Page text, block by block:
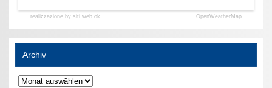
realizzazione by siti web ok OpenWeatherMap
Archiv
Archiv